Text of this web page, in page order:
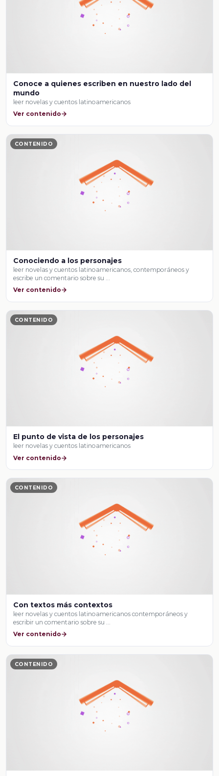
Conoce a quienes escriben en nuestro lado del
mundo
leer novelas y cuentos latinoamericanos
Ver contenido
CONTENIDO
Conociendo a los personajes
leer novelas y cuentos latinoamericanos, contemporáneos y
escribe un comentario sobre su …
Ver contenido
CONTENIDO
El punto de vista de los personajes
leer novelas y cuentos latinoamericanos
Ver contenido
CONTENIDO
Con textos más contextos
leer novelas y cuentos latinoamericanos contemporáneos y
escribir un comentario sobre su …
Ver contenido
CONTENIDO